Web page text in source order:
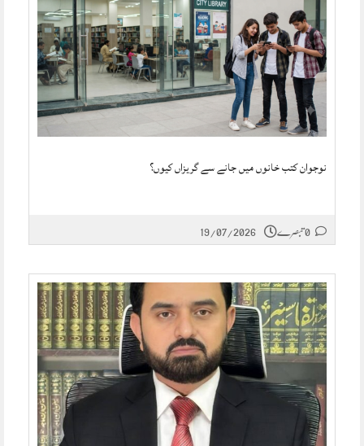
نوجوان کتب خانوں میں جانے سے گریزاں کیوں؟
19/07/2026